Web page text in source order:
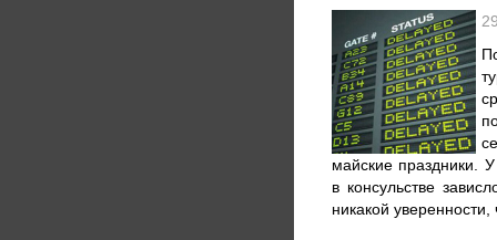
майские праздники.
в консульстве
никакой